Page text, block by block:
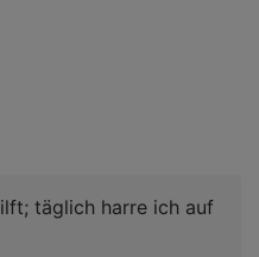
täglich harre ich auf